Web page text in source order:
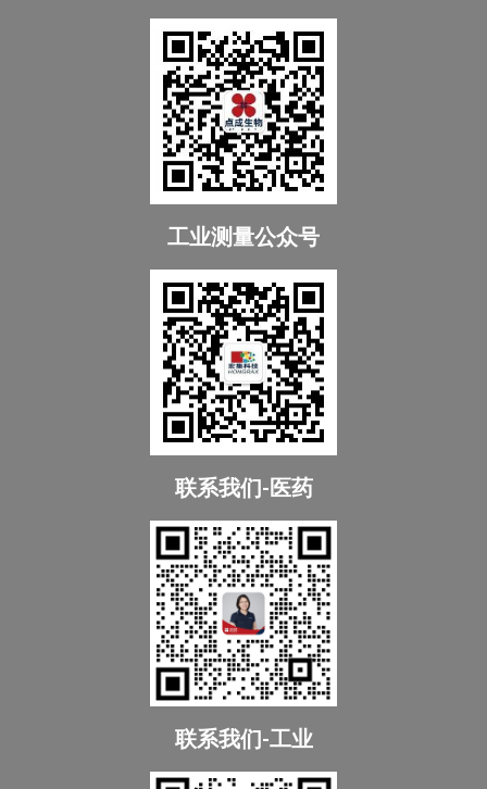
工业测量公众号
联系我们-医药
联系我们-工业